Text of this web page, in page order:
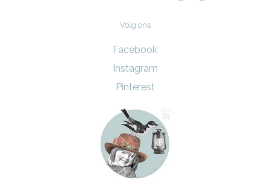
Volg ons
Facebook
Instagram
Pinterest